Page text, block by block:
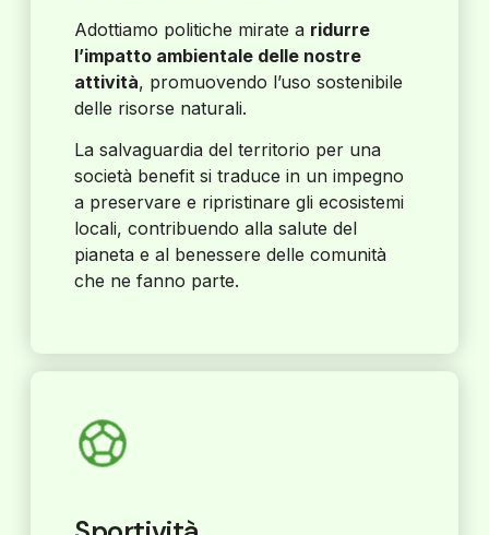
Adottiamo politiche mirate a ridurre
l’impatto ambientale delle nostre
attività, promuovendo l’uso sostenibile
delle risorse naturali.
La salvaguardia del territorio per una
società benefit si traduce in un impegno
a preservare e ripristinare gli ecosistemi
locali, contribuendo alla salute del
pianeta e al benessere delle comunità
che ne fanno parte.